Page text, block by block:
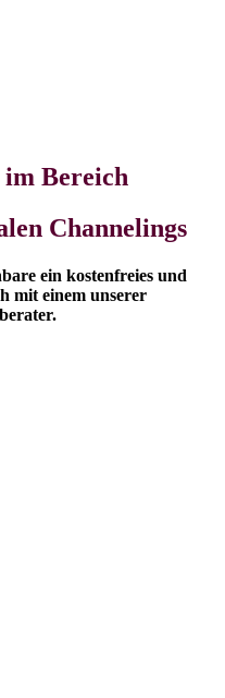
Bereich
Channelings
ein kostenfreies und
mit einem unserer